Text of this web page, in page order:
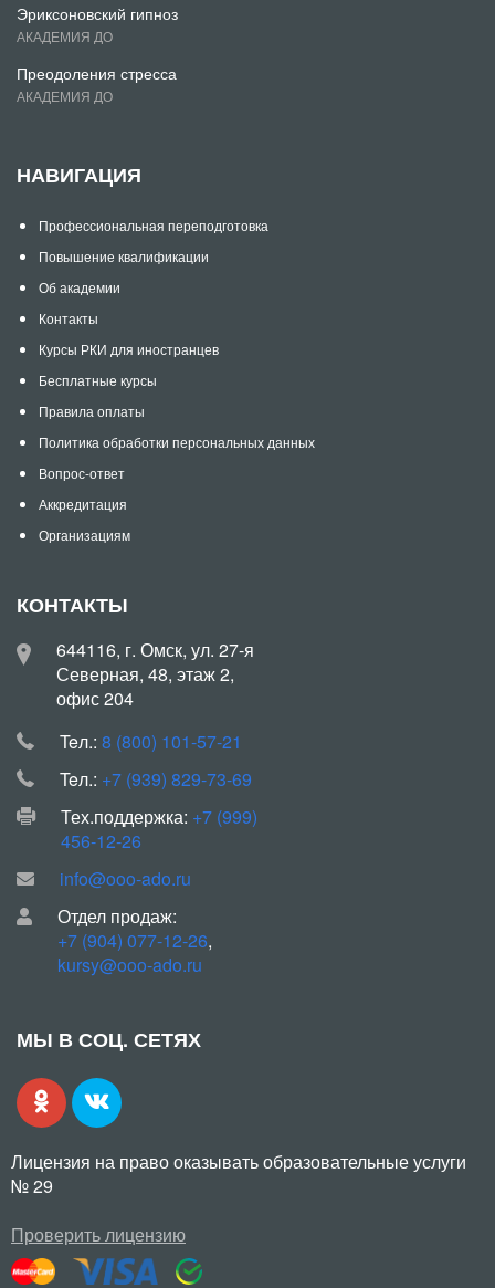
Эриксоновский гипноз
АКАДЕМИЯ ДО
Преодоления стресса
АКАДЕМИЯ ДО
НАВИГАЦИЯ
Профессиональная переподготовка
Повышение квалификации
Об академии
Контакты
Курсы РКИ для иностранцев
Бесплатные курсы
Правила оплаты
Политика обработки персональных данных
Вопрос-ответ
Аккредитация
Организациям
КОНТАКТЫ
644116, г. Омск, ул. 27-я
Северная, 48, этаж 2,
офис 204
Teл.: 8 (800) 101-57-21
Teл.: +7 (939) 829-73-69
Тех.поддержка: +7 (999)
456-12-26
info@ooo-ado.ru
Отдел продаж:
+7 (904) 077-12-26,
kursy@ooo-ado.ru
МЫ В СОЦ. СЕТЯХ
Лицензия на право оказывать образовательные услуги
№ 29
Проверить лицензию